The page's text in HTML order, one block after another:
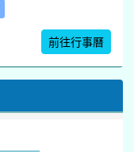
暑期體育育樂營結束
21 22
前往行事曆